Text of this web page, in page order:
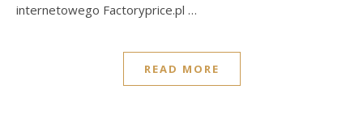
internetowego Factoryprice.pl …
READ MORE